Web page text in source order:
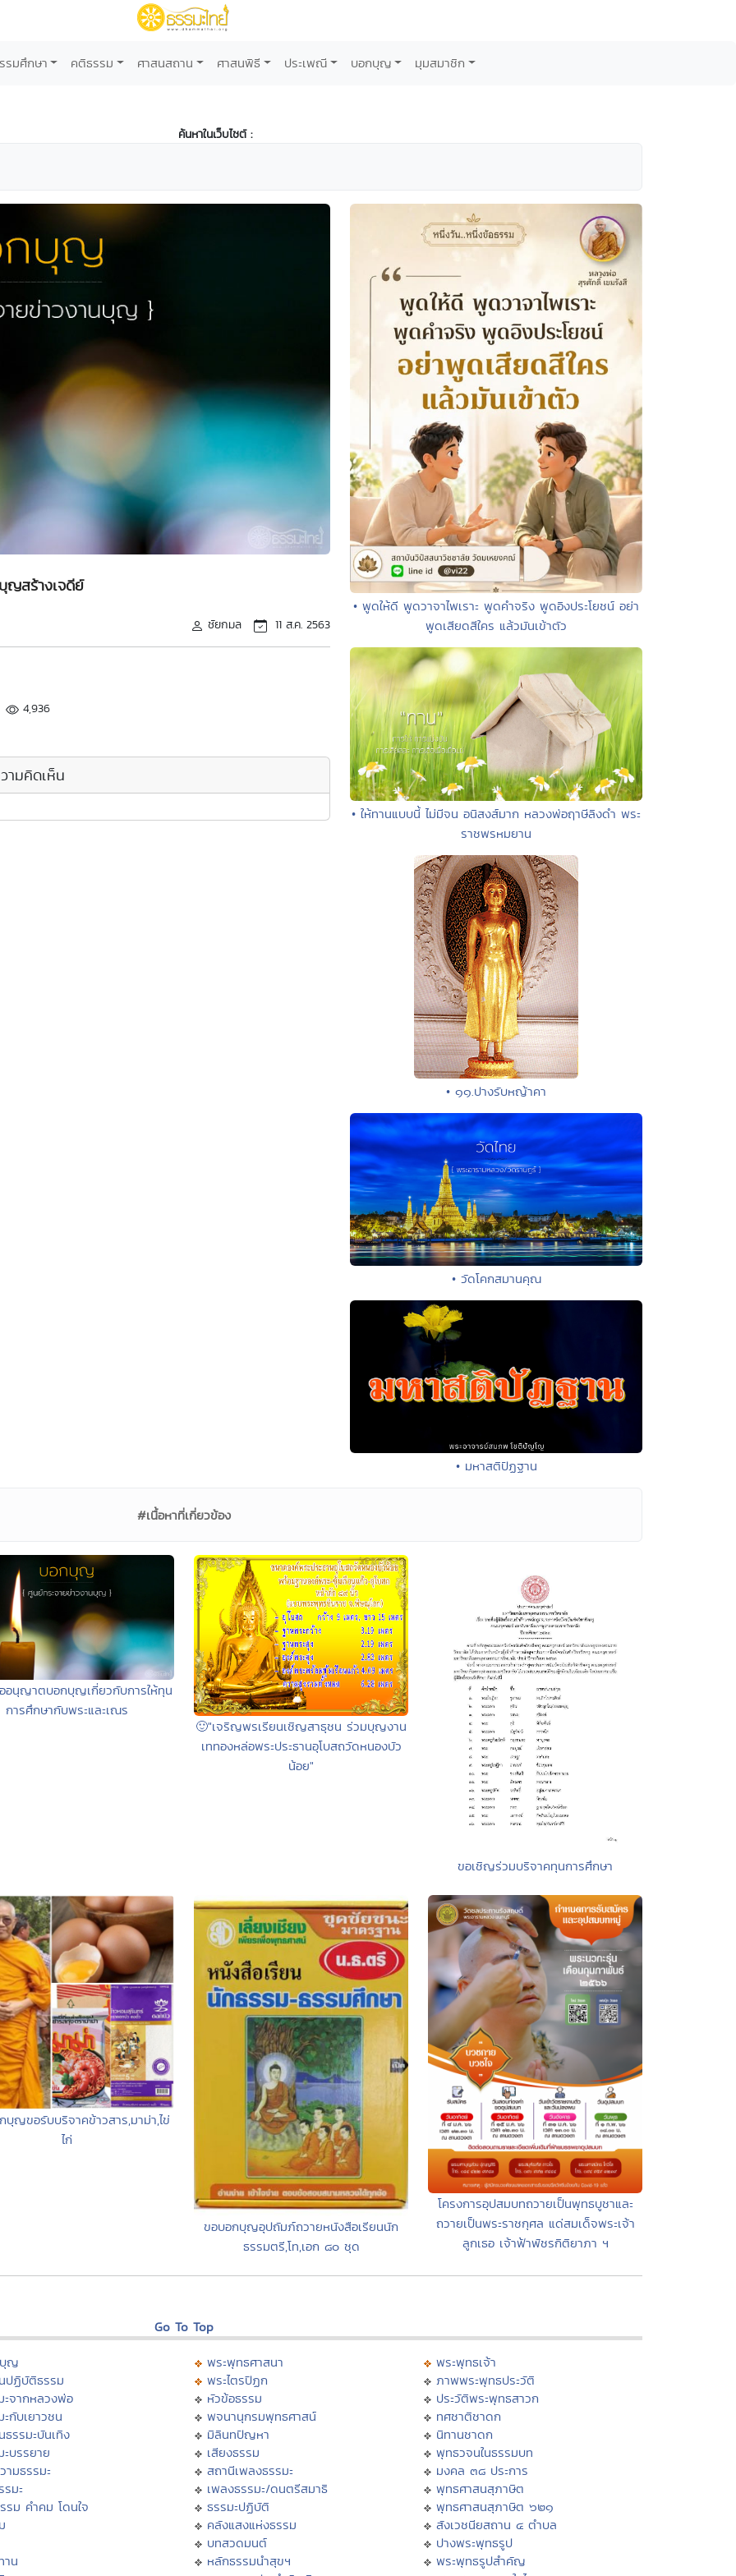
รมศึกษา คติธรรม ศาสนสถาน ศาสนพิธี ประเพณี บอกบุญ มุมสมาชิก
ค้นหาในเว็บไซต์ :
ญสร้างเจดีย์
ชัยกมล 11 ส.ค. 2563
4,936
ามคิดเห็น
• พูดให้ดี พูดวาจาไพเราะ พูดคำจริง พูดอิงประโยชน์ อย่า
พูดเสียดสีใคร แล้วมันเข้าตัว
• ให้ทานแบบนี้ ไม่มีจน อนิสงส์มาก หลวงพ่อฤาษีลิงดำ พระ
ราชพรหมยาน
• ๑๑.ปางรับหญ้าคา
• วัดโคกสมานคุณ
• มหาสติปัฏฐาน
#เนื้อหาที่เกี่ยวข้อง
อนุญาตบอกบุญเกี่ยวกับการให้ทุน
การศึกษากับพระและเณร
🙂"เจริญพรเรียนเชิญสาธุชน ร่วมบุญงาน
เททองหล่อพระประธานอุโบสถวัดหนองบัว
น้อย"
ขอเชิญร่วมบริจาคทุนการศึกษา
บุญขอรับบริจาคข้าวสาร,มาม่า,ไข่
ไก่
ขอบอกบุญอุปถัมภ์ถวายหนังสือเรียนนัก
ธรรมตรี,โท,เอก ๘๐ ชุด
โครงการอุปสมบทถวายเป็นพุทธบูชาและ
ถวายเป็นพระราชกุศล แด่สมเด็จพระเจ้า
ลูกเธอ เจ้าฟ้าพัชรกิติยาภา ฯ
Go To Top
ญ
ปฏิบัติธรรม
ะจากหลวงพ่อ
ะกับเยาวชน
ธรรมะบันเทิง
ะบรรยาย
ามธรรมะ
รมะ
รม คำคม โดนใจ
น
พระพุทธศาสนา
พระไตรปิฏก
หัวข้อธรรม
พจนานุกรมพุทธศาสน์
มิลินทปัญหา
เสียงธรรม
สถานีเพลงธรรมะ
เพลงธรรมะ/ดนตรีสมาธิ
ธรรมะปฏิบัติ
คลังแสงแห่งธรรม
บทสวดมนต์
หลักธรรมนำสุขฯ
พระพุทธเจ้า
ภาพพระพุทธประวัติ
ประวัติพระพุทธสาวก
ทศชาติชาดก
นิทานชาดก
พุทธวจนในธรรมบท
มงคล ๓๘ ประการ
พุทธศาสนสุภาษิต
พุทธศาสนสุภาษิต ๖๒๑
สังเวชนียสถาน ๔ ตำบล
ปางพระพุทธรูป
พระพุทธรูปสำคัญ